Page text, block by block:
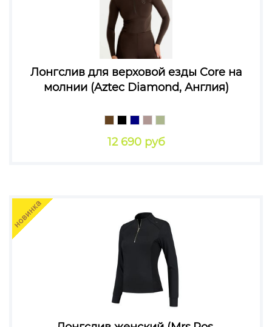
Лонгслив для верховой езды Core на
молнии (Aztec Diamond, Англия)
12 690 руб